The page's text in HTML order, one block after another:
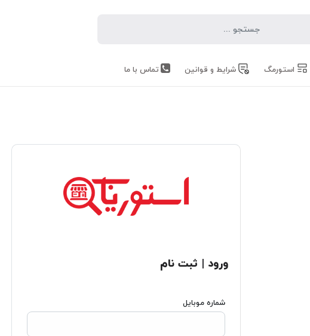
استورمگ شرایط و قوانین تماس با ما
ورود | ثبت نام
شماره موبایل